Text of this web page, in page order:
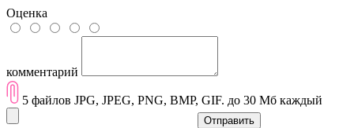
Оценка
комментарий
5 файлов JPG, JPEG, PNG, BMP, GIF. до 30 Мб каждый
Отправить